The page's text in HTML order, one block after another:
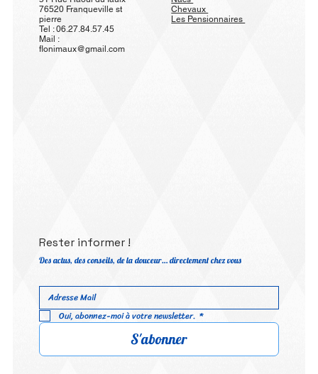
76520 Franqueville st
pierre
Tel : 06.27.84.57.45
Mail :
flonimaux@gmail.com
Chevaux
Les Pensionnaires
Rester informer !
Des actus, des conseils, de la douceur… directement chez vous
Oui, abonnez-moi à votre newsletter. *
S'abonner